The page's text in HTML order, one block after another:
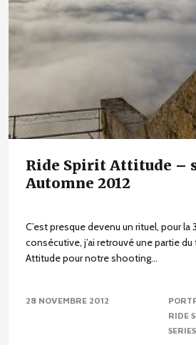
Ride Spirit Attitude –
Automne 2012
C’est presque devenu un rituel, pour la
consécutive, j’ai retrouvé une partie
Attitude pour notre shooting...
28 NOVEMBRE 2012
RIDE